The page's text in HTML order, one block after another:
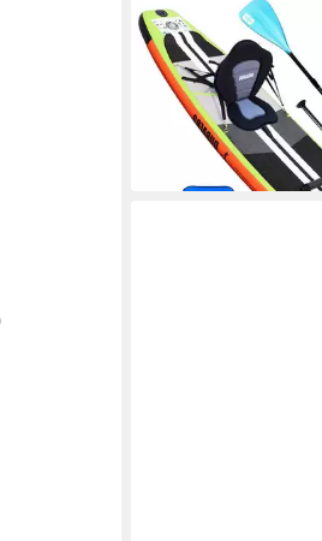
DURAERO
Inflatable SUP-Board
Paddling Board,
Action-Cam
165,98 € UVP499,98 €
in 4-5 Werktagen bei dir